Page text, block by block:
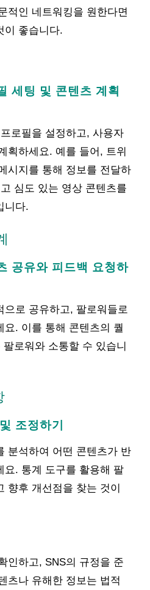
적인 네트워킹을 원한다면
이 좋습니다.
세팅 및 콘텐츠 계획
로필을 설정하고, 사용자
획하세요. 예를 들어, 트위
시지를 통해 정보를 전달하
심도 있는 영상 콘텐츠를
니다.
공유와 피드백 요청하
으로 공유하고, 팔로워들로
요. 이를 통해 콘텐츠의 퀄
로워와 소통할 수 있습니
조정하기
분석하여 어떤 콘텐츠가 반
요. 통계 도구를 활용해 팔
향후 개선점을 찾는 것이
인하고, SNS의 규정을 준
츠나 유해한 정보는 법적